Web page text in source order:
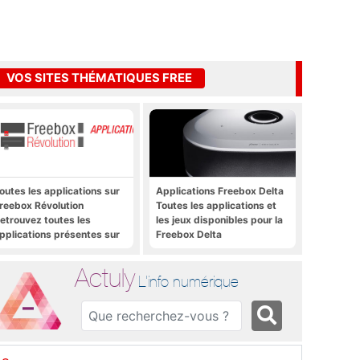
VOS SITES THÉMATIQUES FREE
les applications sur
Révolution
toutes les
présentes sur
Applications Freebox Delta
Toutes les applications et
les jeux disponibles pour la
Freebox Delta
Actuly L'info numérique